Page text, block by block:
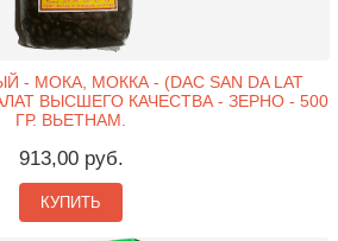
- МОКА, МОККА - (DAC SAN DA LAT
ВЫСШЕГО КАЧЕСТВА - ЗЕРНО - 500
ГР. ВЬЕТНАМ.
913,00 руб.
КУПИТЬ